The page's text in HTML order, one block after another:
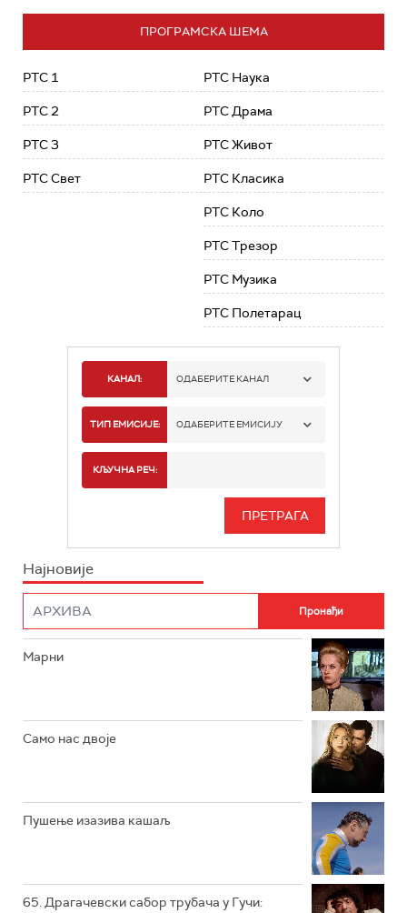
ПРОГРАМСКА ШЕМА
РТС 1
РТС 2
РТС 3
РТС Свет
РТС Наука
РТС Драма
РТС Живот
РТС Класика
РТС Коло
РТС Трезор
РТС Музика
РТС Полетарац
КАНАЛ: ОДАБЕРИТЕ КАНАЛ
РТС 1
РТС 3
ТИП ЕМИСИЈЕ: ОДАБЕРИТЕ ЕМИСИЈУ
ИНФО
КЉУЧНА РЕЧ:
Најновије
Марни
Само нас двоје
Пушење изазива кашаљ
65. Драгачевски сабор трубача у Гучи: